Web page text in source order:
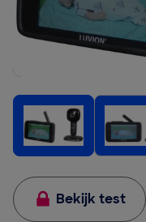
Bekijk test